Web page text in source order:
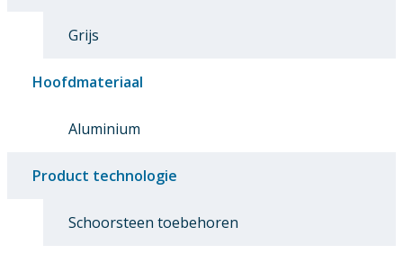
Grijs
Hoofdmateriaal
Aluminium
Product technologie
Schoorsteen toebehoren